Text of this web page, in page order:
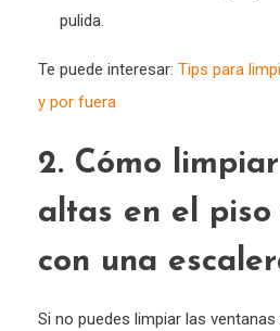
pulida.
Te puede interesar: Tips para
y por fuera
2. Cómo
altas en el
con una
Si no puedes limpiar las